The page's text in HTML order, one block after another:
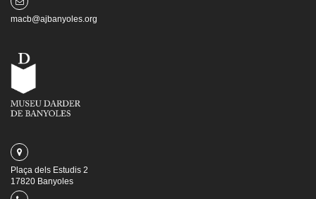
macb@ajbanyoles.org
Plaça dels Estudis 2
17820 Banyoles